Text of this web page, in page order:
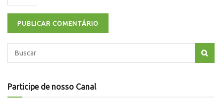
Participe de nosso Canal